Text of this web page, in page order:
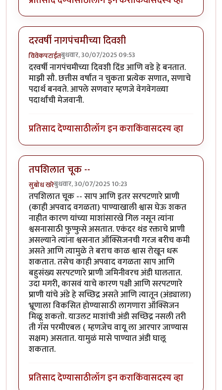
दरवर्षी नागपंचमीच्या दिवशी
विवेकपटाईतबुधवार, 30/07/2025 09:53
दरवर्षी नागपंचमीच्या दिवशी दिंड आणि वडे हे बनतात.
माझी सौ. छत्तीस वर्षांत न चुकता प्रत्येक सणात, सणाचे
पदार्थ बनवते. आपले सणवार म्हणजे वेगवेगळ्या
पदार्थांची मेजवानी.
प्रतिसाद देण्यासाठीलॉग इन कराकिंवासदस्य व्हा
तपशिलात चूक --
सुबोध खरेबुधवार, 30/07/2025 10:23
तपशिलात चूक -- साप आणि इतर सरपटणारे प्राणी
(काही अपवाद वगळता) पाण्याखाली श्वास घेऊ शकत
नाहीत कारण यांच्या माशांसारखे गिल नसून त्यांना
श्वसनासाठी फुप्फुसे असतात. एकंदर थंड रक्ताचे प्राणी
असल्याने त्यांना श्वसनात ऑक्सिजनची गरज बरीच कमी
असते आणि त्यामुळे ते बराच काळ श्वास रोखून धरू
शकतात. तसेच काही अपवाद वगळता साप आणि
बहुसंख्य सरपटणारे प्राणी जमिनीवरच अंडी घालतात.
उदा मगरी, कासवं याचे कारण पक्षी आणि सरपटणारे
प्राणी यांचे अंडे हे सच्छिद्र असते आणि त्यातून (अंड्याला)
भ्रूणाला विकसित होण्यासाठी लागणारा ऑक्सिजन
मिळू शकतो. याउलट माशांची अंडी सच्छिद्र नसली तरी
ती गॅस परमीएबल ( म्हणजेच वायू ला आरपार जाण्यास
सक्षम) असतात. यामुळं मासे पाण्यात अंडी घालू
शकतात.
प्रतिसाद देण्यासाठीलॉग इन कराकिंवासदस्य व्हा